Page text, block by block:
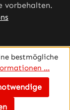
vorbehalten.
bestmögliche
...